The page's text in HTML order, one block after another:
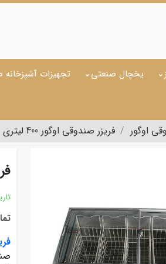
یخچال صنعتی تجهیزات
اوگور فریزر صندوقی اوگور 400 لیتری